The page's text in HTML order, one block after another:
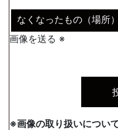
なくなったもの（場所
画像を送る ※
※画像の取り扱いについ